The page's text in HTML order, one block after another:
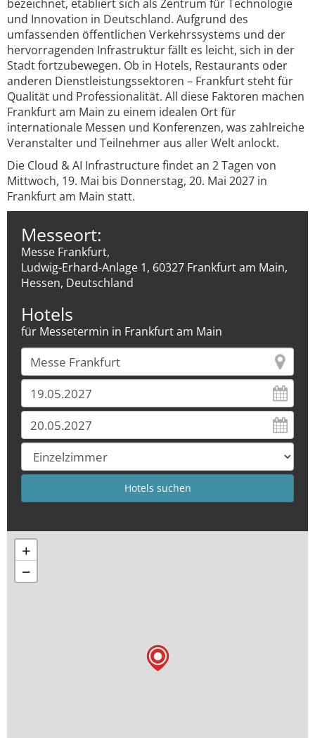
bezeichnet, etabliert sich als Zentrum für Technologie
und Innovation in Deutschland. Aufgrund des
umfassenden öffentlichen Verkehrssystems und der
hervorragenden Infrastruktur fällt es leicht, sich in der
Stadt fortzubewegen. Ob in Hotels, Restaurants oder
anderen Dienstleistungssektoren – Frankfurt steht für
Qualität und Professionalität. All diese Faktoren machen
Frankfurt am Main zu einem idealen Ort für
internationale Messen und Konferenzen, was zahlreiche
Veranstalter und Teilnehmer aus aller Welt anlockt.
Die Cloud & AI Infrastructure findet an 2 Tagen von
Mittwoch, 19. Mai bis Donnerstag, 20. Mai 2027 in
Frankfurt am Main statt.
Messeort:
Messe Frankfurt,
Ludwig-Erhard-Anlage 1, 60327 Frankfurt am Main,
Hessen, Deutschland
Hotels
für Messetermin in Frankfurt am Main
+
−